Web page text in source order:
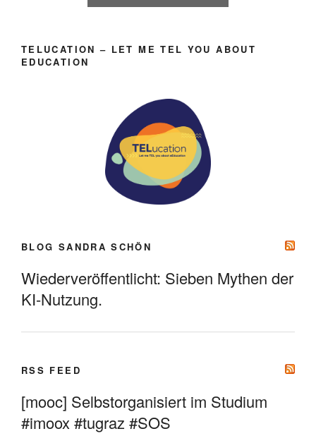
TELUCATION – LET ME TEL YOU ABOUT
EDUCATION
BLOG SANDRA SCHÖN
Wiederveröffentlicht: Sieben Mythen der
KI-Nutzung.
RSS FEED
[mooc] Selbstorganisiert im Studium
#imoox #tugraz #SOS